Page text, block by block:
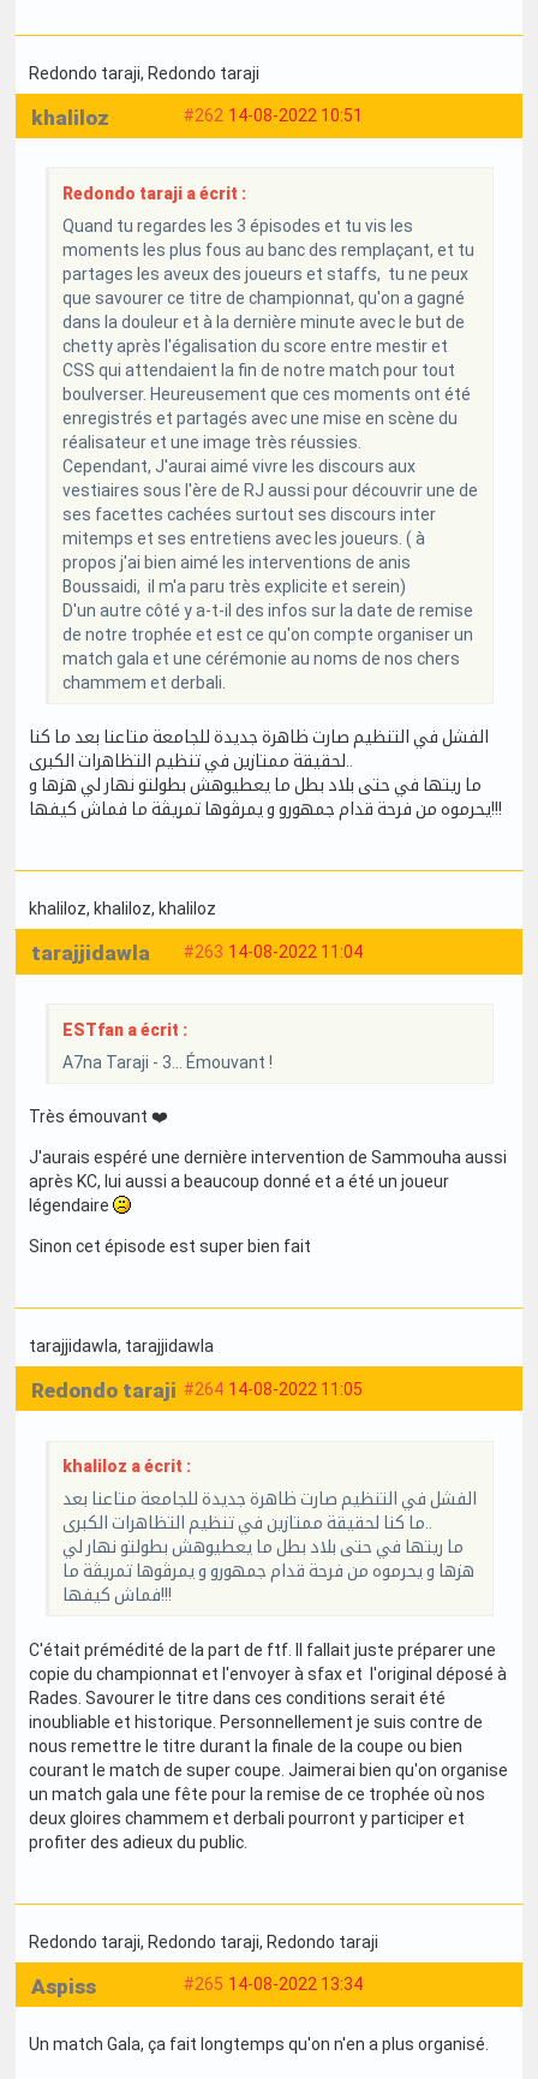
Redondo taraji, Redondo taraji
#262 14-08-2022 10:51
khaliloz
Redondo taraji a écrit :
Quand tu regardes les 3 épisodes et tu vis les
moments les plus fous au banc des remplaçant, et tu
partages les aveux des joueurs et staffs, tu ne peux
que savourer ce titre de championnat, qu'on a gagné
dans la douleur et à la dernière minute avec le but de
chetty après l'égalisation du score entre mestir et
CSS qui attendaient la fin de notre match pour tout
boulverser. Heureusement que ces moments ont été
enregistrés et partagés avec une mise en scène du
réalisateur et une image très réussies.
Cependant, J'aurai aimé vivre les discours aux
vestiaires sous l'ère de RJ aussi pour découvrir une de
ses facettes cachées surtout ses discours inter
mitemps et ses entretiens avec les joueurs. ( à
propos j'ai bien aimé les interventions de anis
Boussaidi, il m'a paru très explicite et serein)
D'un autre côté y a-t-il des infos sur la date de remise
de notre trophée et est ce qu'on compte organiser un
match gala et une cérémonie au noms de nos chers
chammem et derbali.
الفشل في التنظيم صارت ظاهرة جديدة للجامعة متاعنا بعد ما كنا
لحقيقة ممتازين في تنظيم التظاهرات الكبرى..
ما ريتها في حتى بلاد بطل ما يعطيوهش بطولتو نهار لي هزها و
يحرموه من فرحة قدام جمهورو و يمرڤوها تمريڤة ما فماش كيفها!!!
khaliloz, khaliloz, khaliloz
#263 14-08-2022 11:04
tarajjidawla
ESTfan a écrit :
A7na Taraji - 3... Émouvant !
Très émouvant ❤️
J'aurais espéré une dernière intervention de Sammouha aussi
après KC, lui aussi a beaucoup donné et a été un joueur
légendaire
Sinon cet épisode est super bien fait
tarajjidawla, tarajjidawla
#264 14-08-2022 11:05
Redondo taraji
khaliloz a écrit :
الفشل في التنظيم صارت ظاهرة جديدة للجامعة متاعنا بعد
ما ريتها في حتى بلاد بطل ما يعطيوهش بطولتو نهار لي
هزها و يحرموه من فرحة قدام جمهورو و يمرڤوها تمريڤة ما
فماش كيفها!!!
C'était prémédité de la part de ftf. Il fallait juste préparer une
copie du championnat et l'envoyer à sfax et l'original déposé à
Rades. Savourer le titre dans ces conditions serait été
inoubliable et historique. Personnellement je suis contre de
nous remettre le titre durant la finale de la coupe ou bien
courant le match de super coupe. Jaimerai bien qu'on organise
un match gala une fête pour la remise de ce trophée où nos
deux gloires chammem et derbali pourront y participer et
profiter des adieux du public.
Redondo taraji, Redondo taraji, Redondo taraji
#265 14-08-2022 13:34
Aspiss
Un match Gala, ça fait longtemps qu'on n'en a plus organisé.